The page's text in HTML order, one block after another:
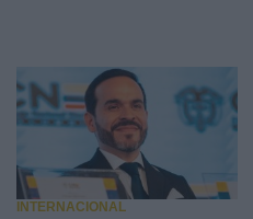
INTERNACIONAL